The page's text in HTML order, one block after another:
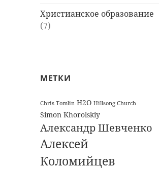
Христианское образование
(7)
МЕТКИ
Chris Tomlin H2O Hillsong Church
Simon Khorolskiy
Александр Шевченко
Алексей
Коломийцев